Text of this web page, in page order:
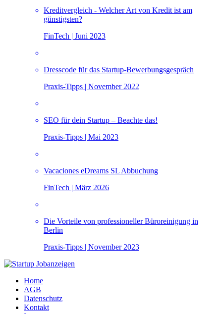
Kreditvergleich - Welcher Art von Kredit ist am
günstigsten?
FinTech | Juni 2023
Dresscode für das Startup-Bewerbungsgespräch
Praxis-Tipps | November 2022
SEO für dein Startup – Beachte das!
Praxis-Tipps | Mai 2023
Vacaciones eDreams SL Abbuchung
FinTech | März 2026
Die Vorteile von professioneller Büroreinigung in
Berlin
Praxis-Tipps | November 2023
Home
AGB
Datenschutz
Kontakt